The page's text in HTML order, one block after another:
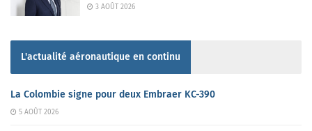
3 AOÛT 2026
L'actualité aéronautique en continu
La Colombie signe pour deux Embraer KC-390
5 AOÛT 2026